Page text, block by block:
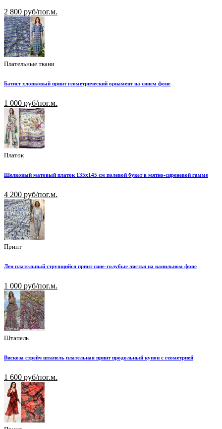
2 800 руб/пог.м.
Плательные ткани
Батист хлопковый принт геометрический орнамент на синем фоне
1 000 руб/пог.м.
Платок
Шелковый матовый платок 135х145 см полевой букет в мятно-сиреневой гамме
4 200 руб/пог.м.
Принт
Лен плательный струящийся принт сине-голубые листья на ванильном фоне
1 000 руб/пог.м.
Штапель
Вискоза стрейч штапель плательная принт продольный купон с геометрией
1 600 руб/пог.м.